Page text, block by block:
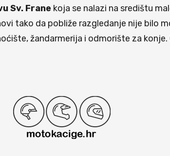
Sv. Frane koja se nalazi na središtu
tako da pobliže razgledanje nije bilo
žandarmerija i odmorište za